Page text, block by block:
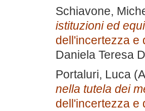
Schiavone,
istituzioni ed
dell'incertezza e
Daniela Teresa
Portaluri, Luca
nella tutela dei
dell'incertezza e